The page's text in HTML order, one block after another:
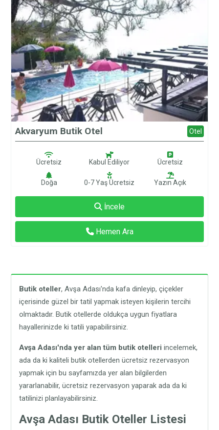
Akvaryum Butik Otel Otel
Ücretsiz Kabul Ediliyor Ücretsiz
Doğa 0-7 Yaş Ücretsiz Yazın Açık
İncele
Hemen Ara
Butik oteller, Avşa Adası'nda kafa dinleyip, çiçekler
içerisinde güzel bir tatil yapmak isteyen kişilerin tercihi
olmaktadır. Butik otellerde oldukça uygun fiyatlara
hayallerinizde ki tatili yapabilirsiniz.
Avşa Adası'nda yer alan tüm butik otelleriincelemek,
ada da ki kaliteli butik otellerden ücretsiz rezervasyon
yapmak için bu sayfamızda yer alan bilgilerden
yararlanabilir, ücretsiz rezervasyon yaparak ada da ki
tatilinizi planlayabilirsiniz.
Avşa Adası Butik Oteller Listesi